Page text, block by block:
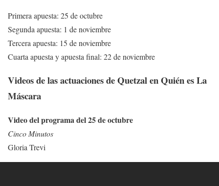
Primera apuesta: 25 de octubre
Segunda apuesta: 1 de noviembre
Tercera apuesta: 15 de noviembre
Cuarta apuesta y apuesta final: 22 de noviembre
Videos de las actuaciones de Quetzal en Quién es La
Máscara
Video del programa del 25 de octubre
Cinco Minutos
Gloria Trevi